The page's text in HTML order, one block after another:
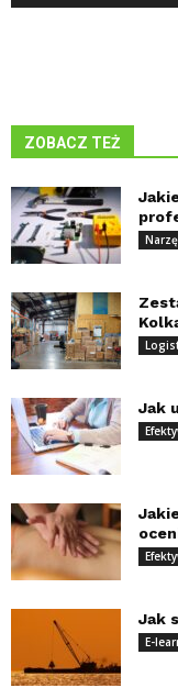
ZOBACZ TEŻ
Jak
Jak
E-